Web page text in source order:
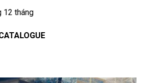
12 tháng